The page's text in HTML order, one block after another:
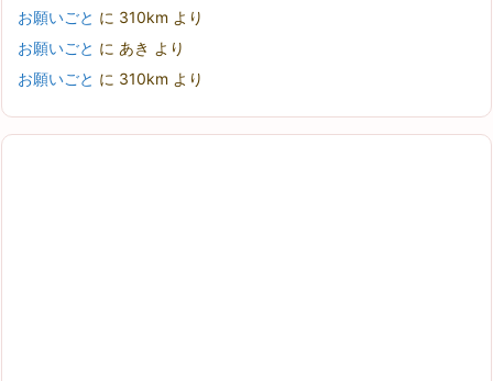
お願いごと に 310km より
お願いごと に あき より
お願いごと に 310km より